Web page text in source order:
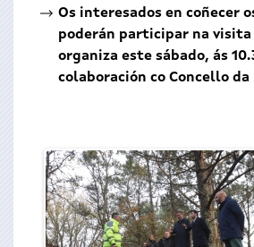
Os interesados en coñecer
poderán participar na visita
organiza este sábado, ás
colaboración co Concello da